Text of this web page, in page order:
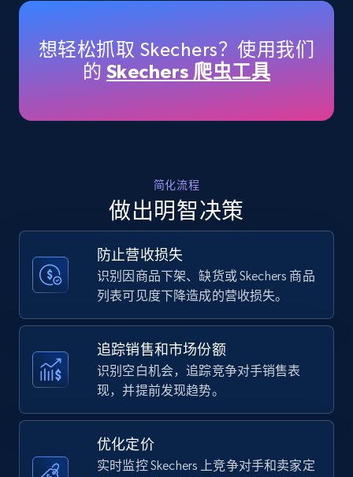
Title, Seller name, Brand, Description, Initial
price, Currency, Availability, Reviews count, and
35.3K+ 5.7K+ 立即开始
Amazon products - find products by using
upc numbers
price, Currency, Availability, Reviews count, and
more.
35.3K+ 5.7K+ 立即开始
Amazon Reviews
URL, Product name, Product rating, Product
rating object, Product rating max, Rating,
Author name, Asin, and more.
想轻松抓取 Skechers？使用我们
的 Skechers 爬虫工具
简化流程
做出明智决策
防止营收损失
识别因商品下架、缺货或 Skechers 商品
列表可见度下降造成的营收损失。
追踪销售和市场份额
识别空白机会，追踪竞争对手销售表
现，并提前发现趋势。
优化定价
实时监控 Skechers 上竞争对手和卖家定